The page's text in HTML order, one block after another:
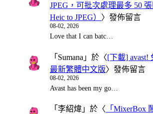
JPEG，可批次處理最多 50
Heic to JPEG） 〉發佈留言
08-02, 2026
Love that I can batc…
「 Sumana 」於〈[下載] avast!
最新繁體中文版〉發佈留言
08-02, 2026
Avast has been my go…
「 李紹煒 」於〈 「MixerBox